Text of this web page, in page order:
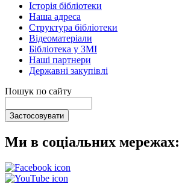
Історія бібліотеки
Наша адреса
Структура бібліотеки
Відеоматеріали
Бібліотека у ЗМІ
Наші партнери
Державні закупівлі
Пошук по сайту
Ми в соціальних мережах: